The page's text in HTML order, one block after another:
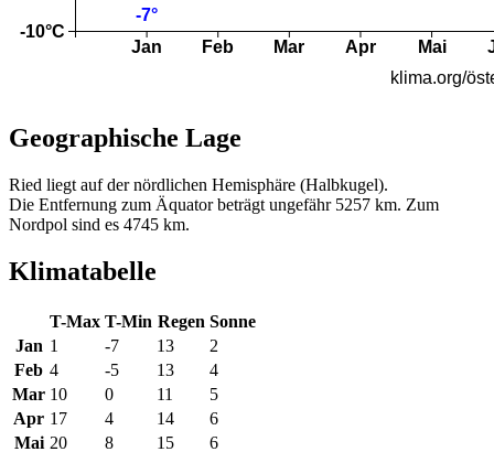
Geographische Lage
Ried liegt auf der nördlichen Hemisphäre (Halbkugel).
Die Entfernung zum Äquator beträgt ungefähr 5257 km. Zum
Nordpol sind es 4745 km.
Klimatabelle
T-Max T-Min Regen Sonne
Jan 1 -7 13
2
Feb 4 -5 13
4
Mar 10 0 11
5
Apr 17 4 14
6
Mai 20 8 15 6